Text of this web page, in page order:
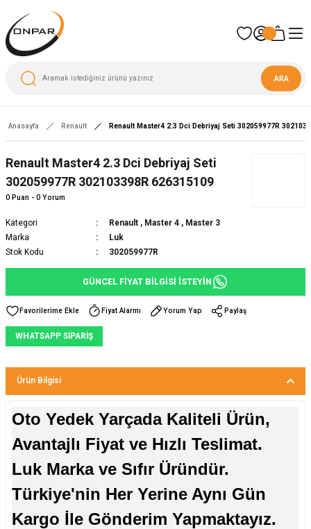
ARA
Anasayfa Renault Renault Master4 2.3 Dci Debriyaj Seti 302059977R
Renault Master4 2.3 Dci Debriyaj Seti
302059977R 302103398R 626315109
0 Puan - 0 Yorum
Kategori Renault , Master 4 , Master 3
Marka
Luk
Stok Kodu
302059977R
GÜNCEL FİYAT BİLGİSİ İSTEYİN
Fiyat Alarmı Yorum Yap Paylaş
WHATSAPP SİPARİŞ
Ürün Bilgisi
Oto Yedek Yarçada Kaliteli Ürün,
Avantajlı Fiyat ve Hızlı Teslimat.
Luk Marka ve Sıfır Üründür.
Türkiye'nin Her Yerine Aynı Gün
Kargo İle Gönderim Yapmaktayız.